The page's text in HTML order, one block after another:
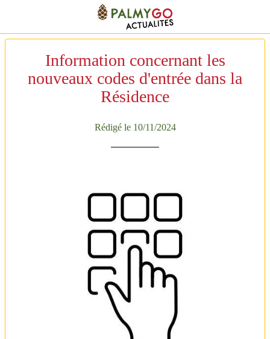
Information concernant les
nouveaux codes d'entrée dans la
Résidence
Rédigé le 10/11/2024